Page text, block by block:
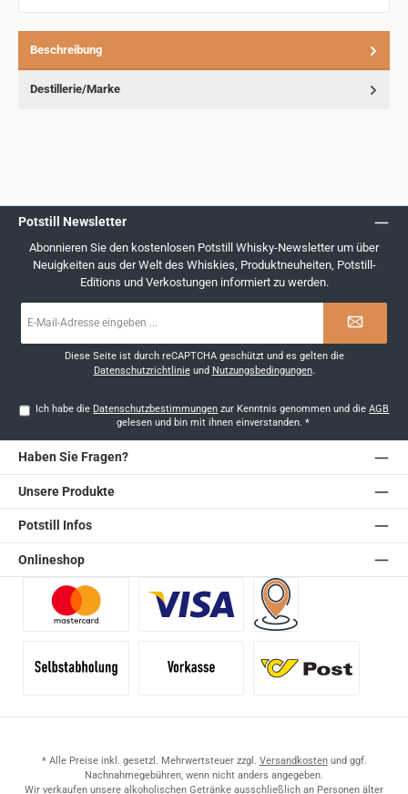
Beschreibung
Destillerie/Marke
Potstill Newsletter
Abonnieren Sie den kostenlosen Potstill Whisky-Newsletter um über
Neuigkeiten aus der Welt des Whiskies, Produktneuheiten, Potstill-
Editions und Verkostungen informiert zu werden.
Mail-
Diese Seite ist durch reCAPTCHA geschützt und es gelten die
Datenschutzrichtlinieund Nutzungsbedingungen.
Ich habe die Datenschutzbestimmungen zur Kenntnis genommen und dieAGB
gelesen und bin mit ihnen einverstanden. *
Haben Sie Fragen?
Unsere Produkte
Potstill Infos
Onlineshop
* Alle Preise inkl. gesetzl. Mehrwertsteuer zzgl. Versandkostenund ggf.
Nachnahmegebühren, wenn nicht anders angegeben.
Wir verkaufen unsere alkoholischen Getränke ausschließlich an Personen älter